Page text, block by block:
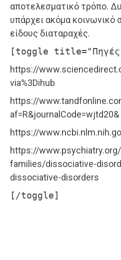
αποτελεσματικό τρόπο.
υπάρχει ακόμα κοινωνικό
είδους διαταραχές.
[toggle
https://
via%3Dihub
https://
af=R&journalCode=wjtd20&
https://
https://
families/dissociative-
dissociative-disorders
[/toggle]